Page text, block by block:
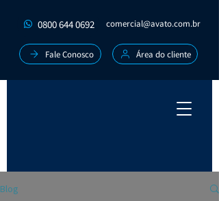
0800 644 0692 comercial@avato.com.br
Fale Conosco Área do cliente
Blog